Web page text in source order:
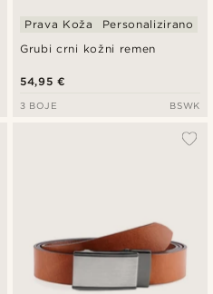
Grubi crni kožni remen
Prava Koža Personalizirano
54,95 €
3 BOJE BSWK